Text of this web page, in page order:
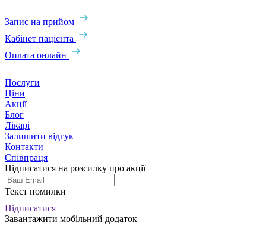
Запис на прийом
Кабінет пацієнта
Оплата онлайн
Послуги
Ціни
Акції
Блог
Лікарі
Залишити відгук
Контакти
Співпраця
Підписатися на розсилку про акції
Текст помилки
Підписатися
Завантажити мобільний додаток